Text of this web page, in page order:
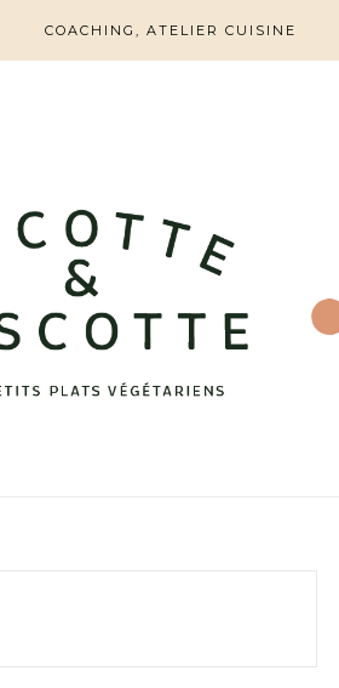
COACHING, ATELIER CUISINE